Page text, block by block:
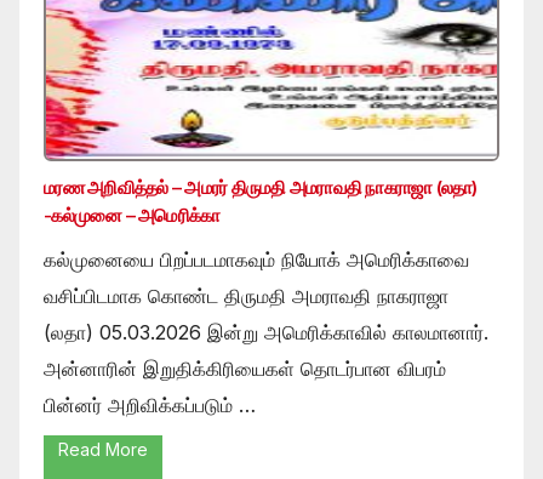
மரண அறிவித்தல் – அமரர் திருமதி அமராவதி நாகராஜா (லதா)
-கல்முனை – அமெரிக்கா
கல்முனையை பிறப்படமாகவும் நியோக் அமெரிக்காவை
வசிப்பிடமாக கொண்ட திருமதி அமராவதி நாகராஜா
(லதா) 05.03.2026 இன்று அமெரிக்காவில் காலமானார்.
அன்னாரின் இறுதிக்கிரியைகள் தொடர்பான விபரம்
பின்னர் அறிவிக்கப்படும் …
Read More